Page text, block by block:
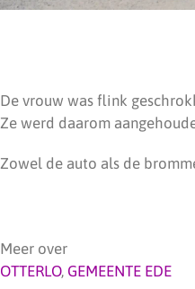
De vrouw was flink
Ze werd daarom
Zowel de auto als de
Meer over
OTTERLO, GEMEENTE EDE